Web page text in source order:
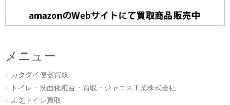
メニュー
カクダイ便器買取
トイレ・洗面化粧台・買取・ジャニス工業株式会社
東芝トイレ買取